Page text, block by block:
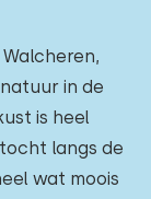
in de
is heel
langs de
wat moois